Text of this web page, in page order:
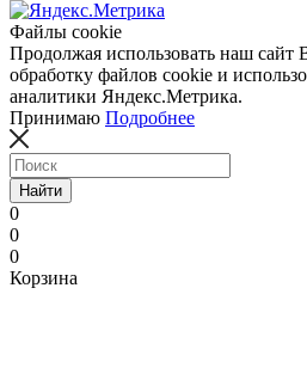
Файлы cookie
Продолжая использовать наш сайт
обработку файлов cookie и
аналитики Яндекс.Метрика.
Принимаю Подробнее
Найти
0
0
0
Корзина